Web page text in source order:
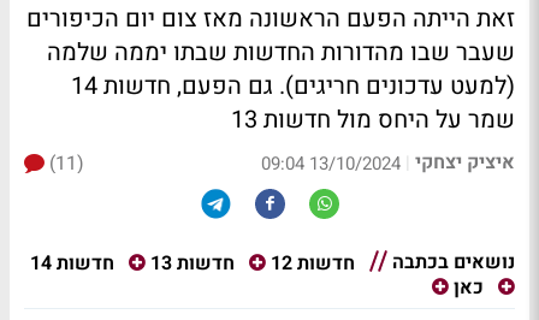
זאת הייתה הפעם הראשונה מאז צום יום הכיפורים
שעבר שבו מהדורות החדשות שבתו יממה שלמה
(למעט עדכונים חריגים). גם הפעם, חדשות 14
שמר על היחס מול חדשות 13
איציק יצחקי |
13/10/2024 09:04
(11)
נושאים בכתבה חדשות 12 חדשות 13
חדשות 14
כאן